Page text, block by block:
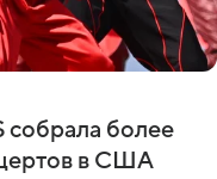
собрала более
в США